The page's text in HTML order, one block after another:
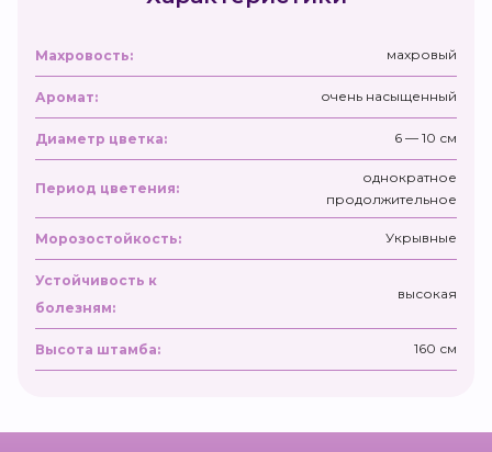
Махровость: махровый
Аромат: очень насыщенный
Диаметр цветка: 6 — 10 см
Период цветения:
однократное
продолжительное
Морозостойкость: Укрывные
Устойчивость к
болезням:
высокая
Высота штамба: 160 см